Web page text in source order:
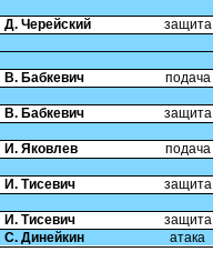
Д. Черейский защита
В. Бабкевич подача
В. Бабкевич защита
И. Яковлев подача
И. Тисевич защита
И. Тисевич
защита
С. Динейкин атака